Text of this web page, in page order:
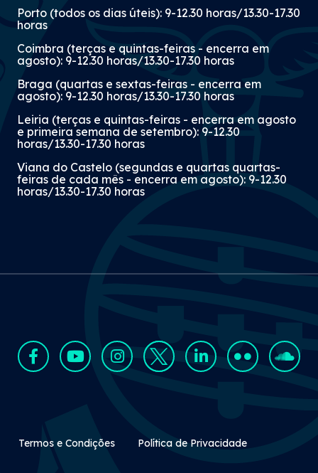
Porto (todos os dias úteis): 9-12.30 horas/13.30-17.30
horas
Coimbra (terças e quintas-feiras - encerra em
agosto): 9-12.30 horas/13.30-17.30 horas
Braga (quartas e sextas-feiras - encerra em
agosto): 9-12.30 horas/13.30-17.30 horas
Leiria (terças e quintas-feiras - encerra em agosto
e primeira semana de setembro): 9-12.30
horas/13.30-17.30 horas
Viana do Castelo (segundas e quartas quartas-
feiras de cada mês - encerra em agosto): 9-12.30
horas/13.30-17.30 horas
Rodapé Secundário
Termos e Condições Política de Privacidade